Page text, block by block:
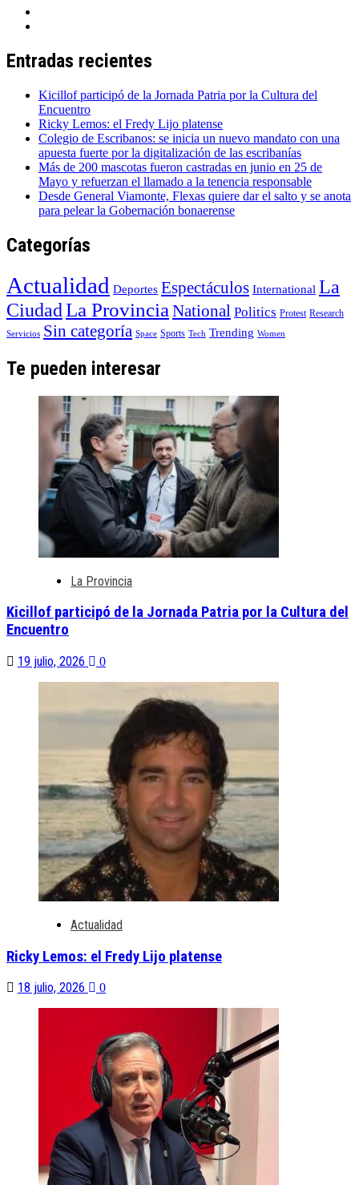
Entradas recientes
Kicillof participó de la Jornada Patria por la Cultura del
Encuentro
Ricky Lemos: el Fredy Lijo platense
Colegio de Escribanos: se inicia un nuevo mandato con una
apuesta fuerte por la digitalización de las escribanías
Más de 200 mascotas fueron castradas en junio en 25 de
Mayo y refuerzan el llamado a la tenencia responsable
Desde General Viamonte, Flexas quiere dar el salto y se anota
para pelear la Gobernación bonaerense
Categorías
Actualidad Deportes Espectáculos International La
CiudadLa Provincia National Politics Protest Research
Servicios Sin categoría Space Sports Tech Trending Women
Te pueden interesar
La Provincia
Kicillof participó de la Jornada Patria por la Cultura del
Encuentro
19 julio, 2026 0
Actualidad
Ricky Lemos: el Fredy Lijo platense
18 julio, 2026 0